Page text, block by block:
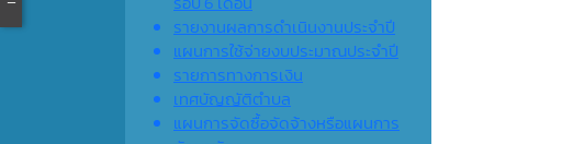
รายงานผลการดำเนินงานประจำปี
แผนการใช้จ่ายงบประมาณประจำปี
รายการทางการเงิน
เทศบัญญัติตำบล
แผนการจัดซื้อจัดจ้างหรือแผนการ